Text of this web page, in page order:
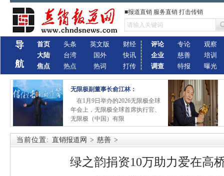
■报道直销 服务直销 打击传销
导
航
首页
大陆
焦点
头条
台湾
热点
英文版
国外
热词
财经
快讯
打传
评论
企业
调查
专论
慈善
特报
观察
培训
曝光
无限极副董事长俞江林：
在1月9日举办的2026无限极全球
年会上，无限极全球首席执行官、
无限极（中国）有限
当前位置: 直销报道网 > 慈善 >
绿之韵捐资10万助力爱在高